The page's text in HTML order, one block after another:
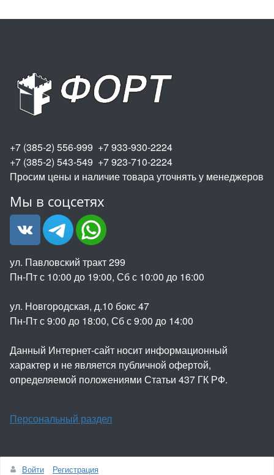
+7 (385-2) 556-999 +7 933-930-2224
+7 (385-2) 543-549 +7 923-710-2224
Просим цены и наличие товара уточнять у менеджеров
Мы в соцсетях
ул. Павловский тракт 299
Пн-Пт с 10:00 до 19:00, Сб с 10:00 до 16:00
ул. Новгородская, д.10 бокс 47
Пн-Пт с 9:00 до 18:00, Сб с 9:00 до 14:00
Данный Интернет-сайт носит информационный
характер и не является публичной офертой,
определяемой положениями Статьи 437 ГК РФ.
Персональный раздел
Войти Регистрация